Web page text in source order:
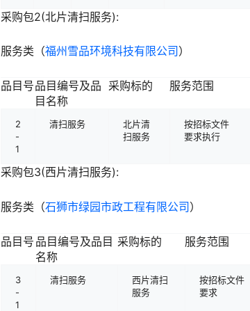
采购包2(北片清扫服务):
服务类（福州雪品环境科技有限公司 ）
品目号品目编号及品
目名称
采购标的 服务范围
2
-
1
清扫服务
北片清
扫服务
按招标文件
要求执行
采购包3(西片清扫服务):
服务类（石狮市绿园市政工程有限公司）
品目号 品目编号及品目
名称
采购标的 服务范围
3
-
1
清扫服务
西片清扫
服务
按招标文件
要求